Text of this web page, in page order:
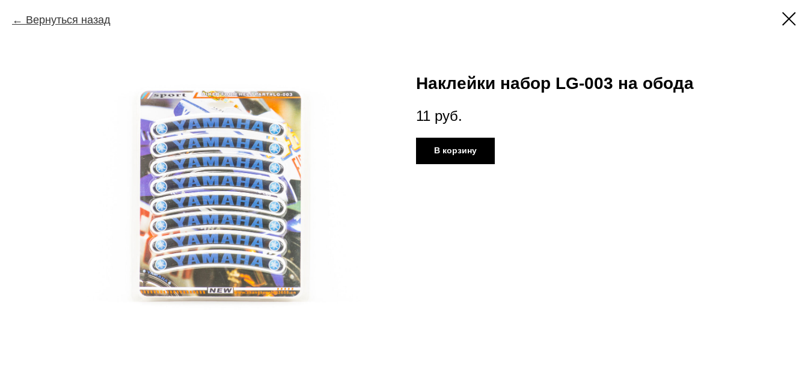
Вернуться назад
Наклейки набор LG-003 на обода
11 руб.
В корзину